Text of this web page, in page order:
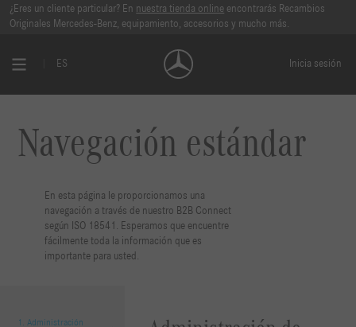
¿Eres un cliente particular? En nuestra tienda online encontrarás Recambios
Originales Mercedes-Benz, equipamiento, accesorios y mucho más.
ES Inicia sesión
Navegación estándar
En esta página le proporcionamos una
navegación a través de nuestro B2B Connect
según ISO 18541. Esperamos que encuentre
fácilmente toda la información que es
importante para usted.
1. Administración
Navegación Estandarizada I Mercedes-Benz B2B Connect 🔗 | ISO 18451